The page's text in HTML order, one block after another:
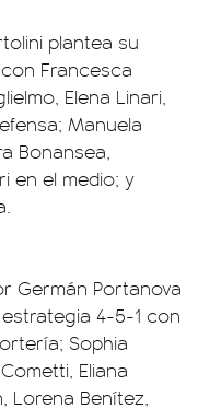
plantea su
Francesca
Elena Linari,
Manuela
Bonansea,
en el medio; y
Germán Portanova
4-5-1 con
Sophia
Eliana
Lorena Benítez,